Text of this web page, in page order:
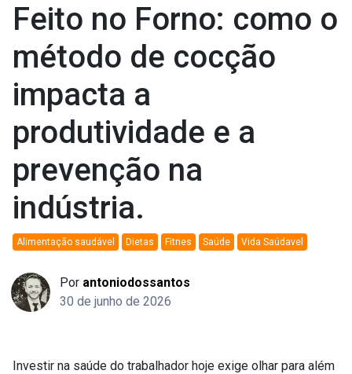
Feito no Forno: como o
método de cocção
impacta a
produtividade e a
prevenção na
indústria.
Alimentação saudável Dietas Fitnes Saúde Vida Saúdavel
Por antoniodossantos
30 de junho de 2026
Investir na saúde do trabalhador hoje exige olhar para além